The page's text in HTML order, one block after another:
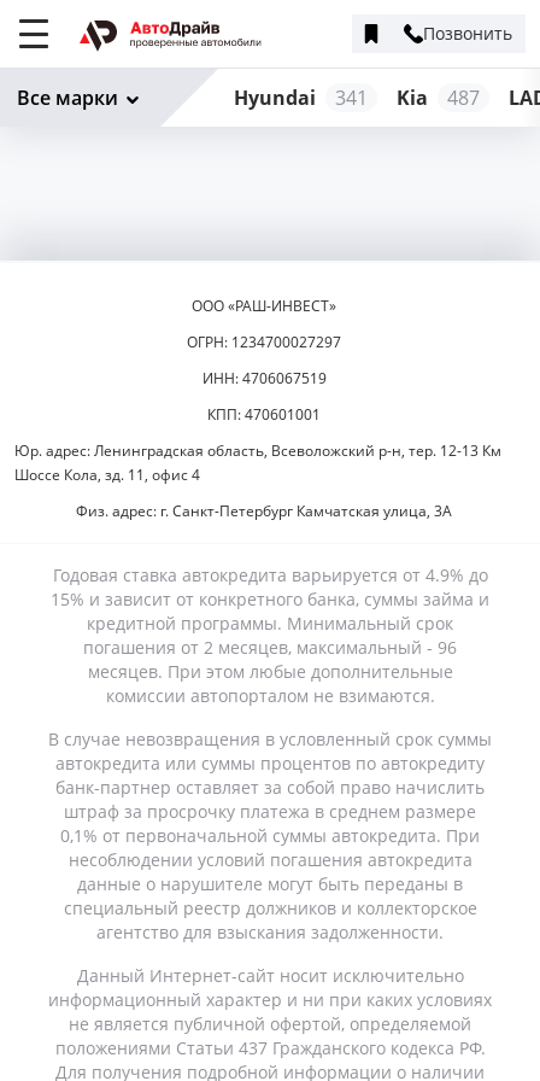
Позвонить
Hyundai 341 Kia 487
Все марки
ООО «РАШ-ИНВЕСТ»
ОГРН: 1234700027297
ИНН: 4706067519
КПП: 470601001
Юр. адрес: Ленинградская область, Всеволожский р-н, тер. 12-13 Км
Шоссе Кола, зд. 11, офис 4
Физ. адрес: г. Санкт-Петербург Камчатская улица, 3А
Годовая ставка автокредита варьируется от 4.9% до
15% и зависит от конкретного банка, суммы займа и
кредитной программы. Минимальный срок
погашения от 2 месяцев, максимальный - 96
месяцев. При этом любые дополнительные
комиссии автопорталом не взимаются.
В случае невозвращения в условленный срок суммы
автокредита или суммы процентов по автокредиту
банк-партнер оставляет за собой право начислить
штраф за просрочку платежа в среднем размере
0,1% от первоначальной суммы автокредита. При
несоблюдении условий погашения автокредита
данные о нарушителе могут быть переданы в
специальный реестр должников и коллекторское
агентство для взыскания задолженности.
Данный Интернет-сайт носит исключительно
информационный характер и ни при каких условиях
не является публичной офертой, определяемой
положениями Статьи 437 Гражданского кодекса РФ.
Для получения подробной информации о наличии